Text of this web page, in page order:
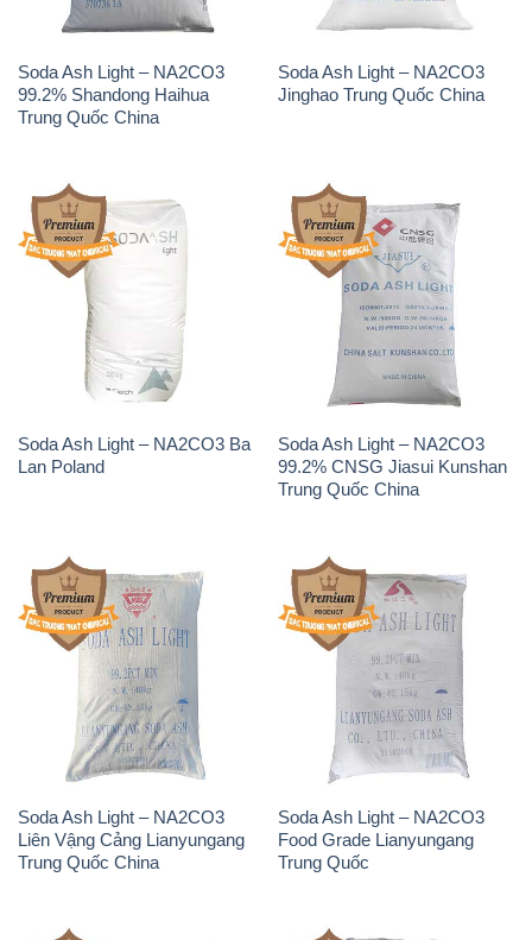
Soda Ash Light – NA2CO3
99.2% Shandong Haihua
Trung Quốc China
Soda Ash Light – NA2CO3
Jinghao Trung Quốc China
Soda Ash Light – NA2CO3 Ba
Lan Poland
Soda Ash Light – NA2CO3
99.2% CNSG Jiasui Kunshan
Trung Quốc China
Soda Ash Light – NA2CO3
Liên Vậng Cảng Lianyungang
Trung Quốc China
Soda Ash Light – NA2CO3
Food Grade Lianyungang
Trung Quốc